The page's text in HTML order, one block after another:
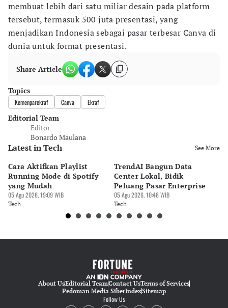
membuat lebih dari satu miliar desain pada platform
tersebut, termasuk 500 juta presentasi, yang
menjadikan Indonesia sebagai pasar terbesar Canva di
dunia untuk format presentasi.
Share Article
Topics
Kemenparekraf Canva Ekraf
Editorial Team
Editor
Bonardo Maulana
Latest in Tech See More
Cara Aktifkan Playlist
Running Mode di Spotify
yang Mudah
05 Agu 2026, 19:09 WIB
Tech
TrendAI Bangun Data
Center Lokal, Bidik
Peluang Pasar Enterprise
05 Agu 2026, 10:48 WIB
Tech
About UsEditorial TeamContact UsTerms of Services
Pedoman Media SiberIndexSitemap
Follow Us